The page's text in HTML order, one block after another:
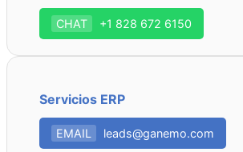
CHAT +1 828 672 6150
Servicios ERP
EMAIL leads@ganemo.com